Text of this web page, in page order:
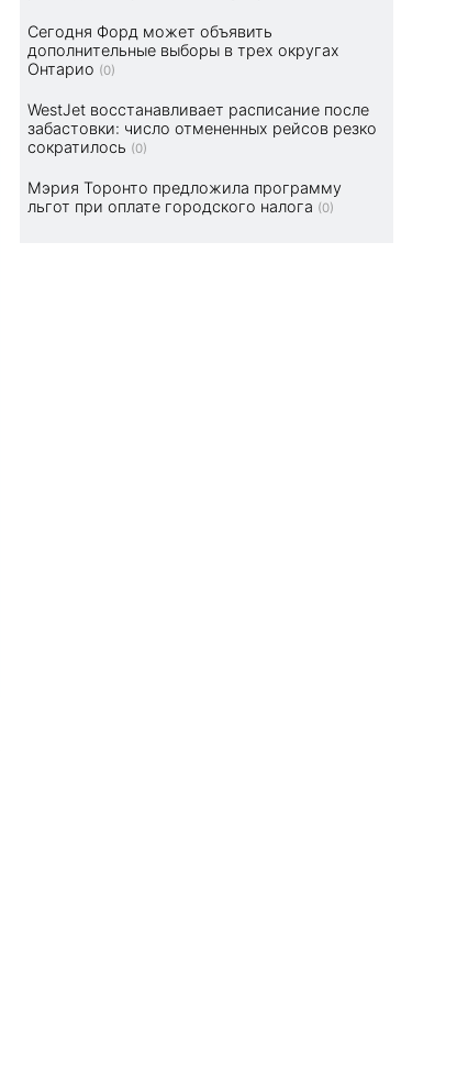
Сегодня Форд может объявить
дополнительные выборы в трех округах
Онтарио (0)
WestJet восстанавливает расписание после
забастовки: число отмененных рейсов резко
сократилось (0)
Мэрия Торонто предложила программу
льгот при оплате городского налога (0)